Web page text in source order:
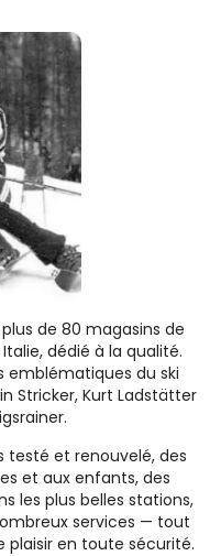
de 80 magasins de
dédié à la qualité.
emblématiques du ski
Stricker, Kurt Ladstätter
testé et renouvelé, des
et aux enfants, des
les plus belles stations,
services — tout
en toute sécurité.